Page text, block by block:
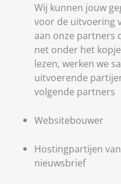
Wij kunnen jouw
voor de uitvoering
aan onze partners
net onder het
lezen, werken we
uitvoerende
volgende partners
Websitebouwer
Hostingpartijen
nieuwsbrief